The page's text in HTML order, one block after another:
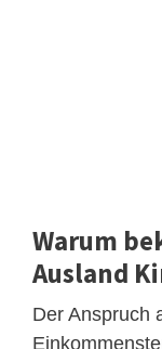
Warum
Ausland
Der Anspruch